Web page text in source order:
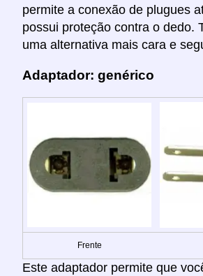
permite a conexão de plugues
possui proteção contra o dedo.
uma alternativa mais cara e
Adaptador: genérico
Frente
Este adaptador permite que